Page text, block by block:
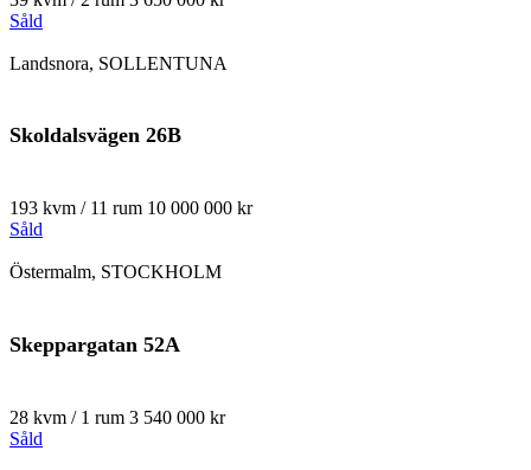
Såld
Landsnora, SOLLENTUNA
Skoldalsvägen 26B
193 kvm / 11 rum 10 000 000 kr
Såld
Östermalm, STOCKHOLM
Skeppargatan 52A
28 kvm / 1 rum 3 540 000 kr
Såld